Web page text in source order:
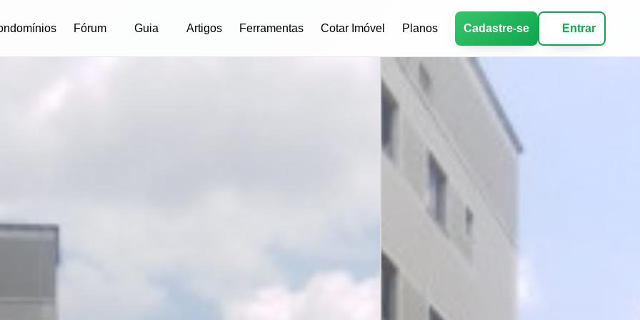
Fórum Guia Artigos Ferramentas Cotar Imóvel Planos Cadastre-se Entrar